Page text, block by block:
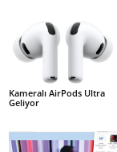
Kameralı AirPods Ultra
Geliyor